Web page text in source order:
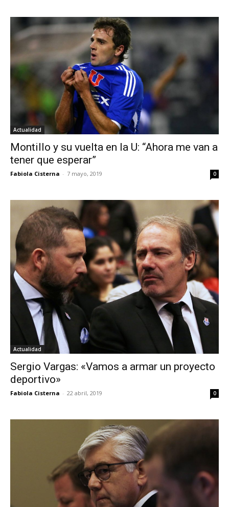
Actualidad
Montillo y su vuelta en la U: “Ahora me van a
tener que esperar”
Fabiola Cisterna - 7 mayo, 2019 0
Actualidad
Sergio Vargas: «Vamos a armar un proyecto
deportivo»
Fabiola Cisterna - 22 abril, 2019 0